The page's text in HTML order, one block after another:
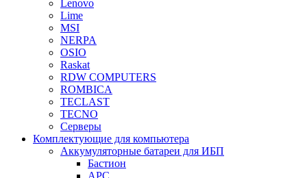
Lenovo
Lime
MSI
NERPA
OSIO
Raskat
RDW COMPUTERS
ROMBICA
TECLAST
TECNO
Серверы
Комплектующие для компьютера
Аккумуляторные батареи для ИБП
Бастион